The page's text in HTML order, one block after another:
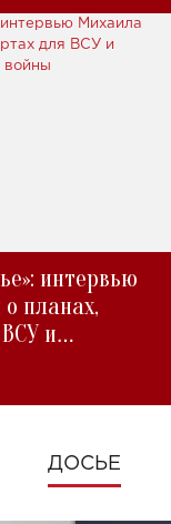
интервью
планах,
и
ДОСЬЕ